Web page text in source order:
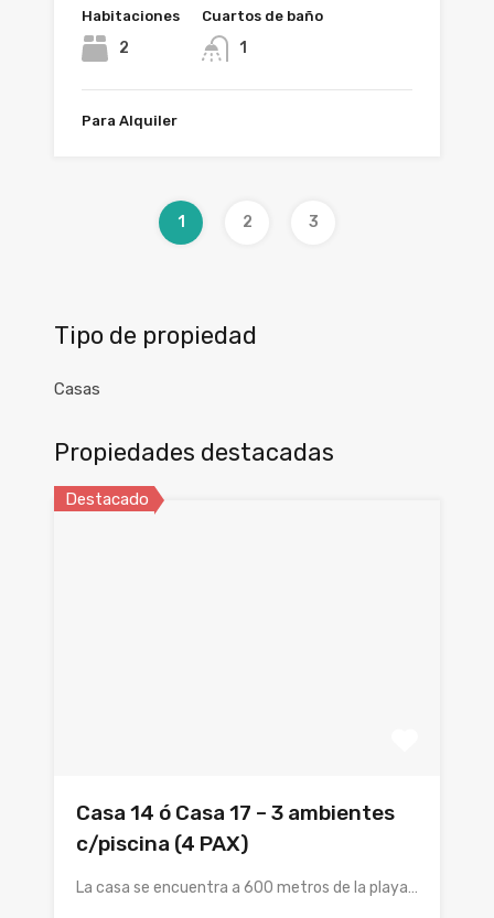
Habitaciones
2
Cuartos de baño
1
Para Alquiler
1 2 3
Tipo de propiedad
Casas
Propiedades destacadas
Destacado
Casa 14 ó Casa 17 – 3 ambientes
c/piscina (4 PAX)
La casa se encuentra a 600 metros de la playa…